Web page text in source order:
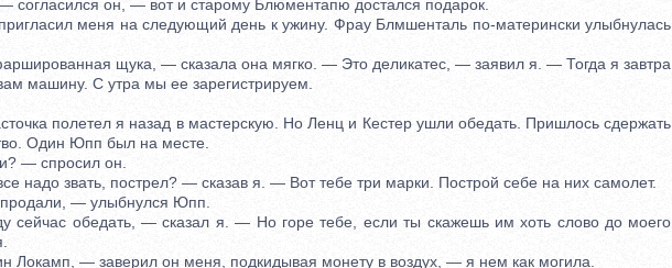
он, — вот и старому Блюментапю достался подарок.
меня на следующий день к ужину. Фрау Блмшенталь по-матерински улыбнулась
щука, — сказала она мягко. — Это деликатес, — заявил я. — Тогда я завтра
машину. С утра мы ее зарегистрируем.
полетел я назад в мастерскую. Но Ленц и Кестер ушли обедать. Пришлось сдержать
Один Юпп был на месте.
— спросил он.
надо звать, пострел? — сказав я. — Вот тебе три марки. Построй себе на них самолет.
— улыбнулся Юпп.
обедать, — сказал я. — Но горе тебе, если ты скажешь им хоть слово до моего
— заверил он меня, подкидывая монету в воздух, — я нем как могила.